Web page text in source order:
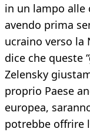
in un lampo alle
avendo prima
ucraino verso la
dice che queste
Zelensky
proprio Paese
europea,
potrebbe offrire